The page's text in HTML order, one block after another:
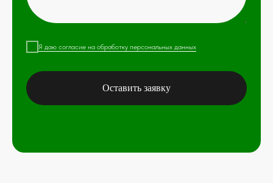
Я даю согласие на обработку персональных данных
Оставить заявку